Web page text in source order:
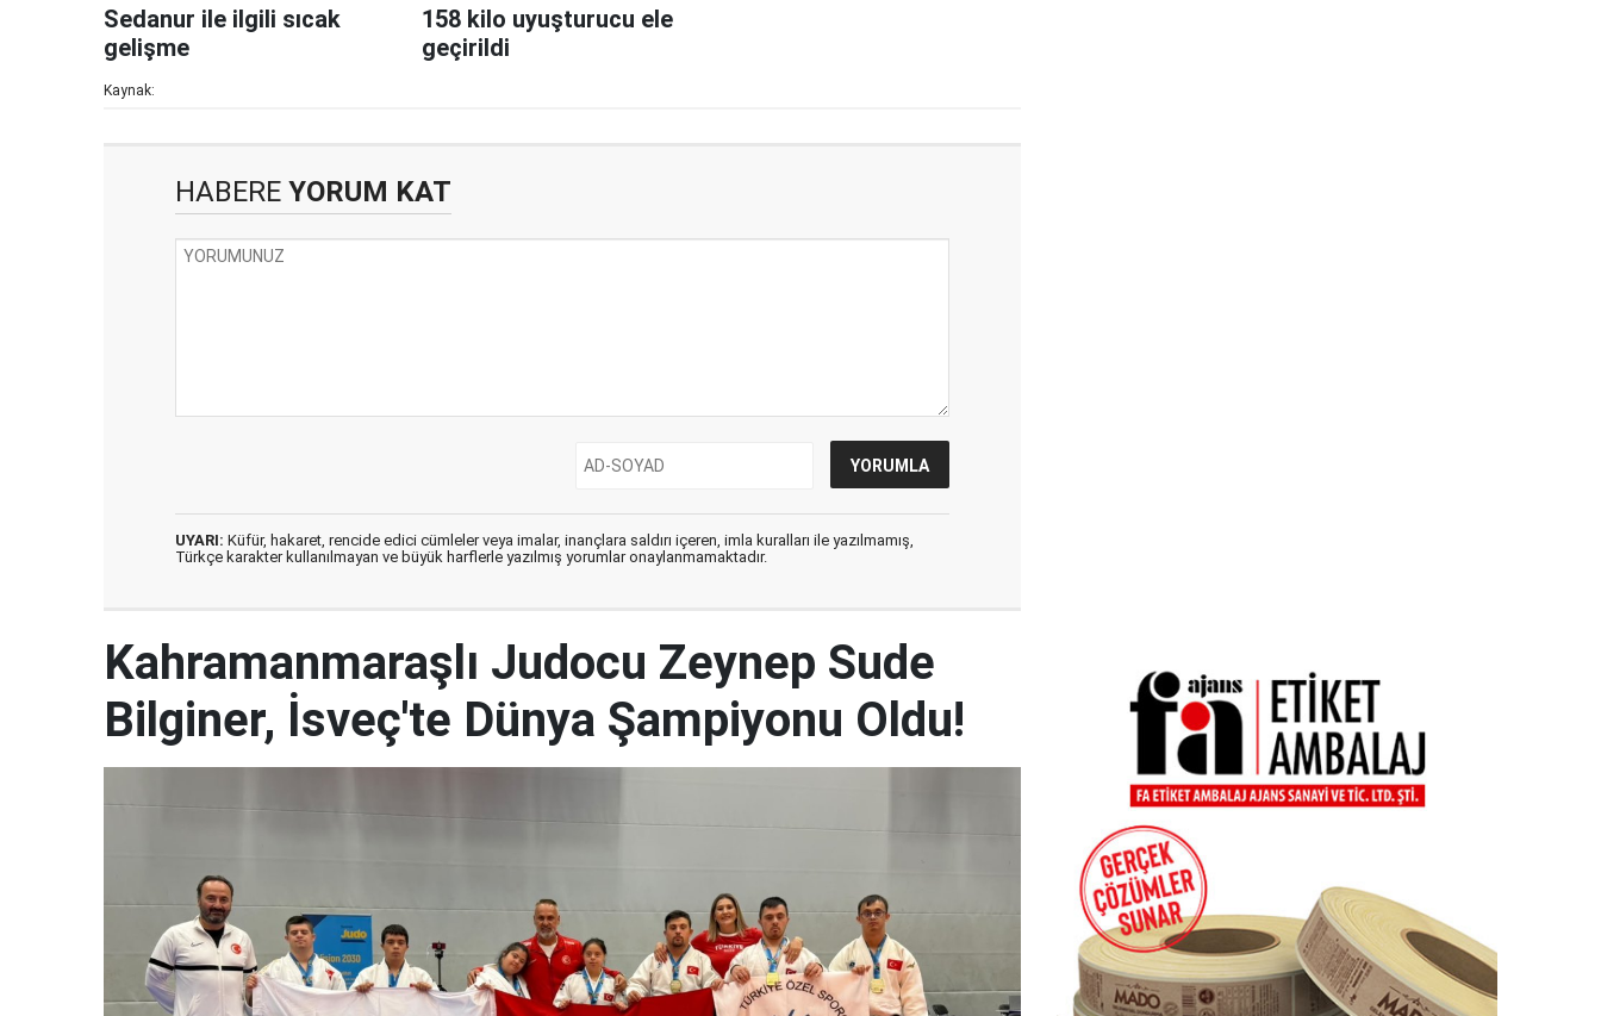
Sedanur ile ilgili sıcak
gelişme
158 kilo uyuşturucu ele
geçirildi
Kaynak:
HABERE YORUM KAT
UYARI: Küfür, hakaret, rencide edici cümleler veya imalar, inançlara saldırı içeren, imla kuralları ile yazılmamış,
Türkçe karakter kullanılmayan ve büyük harflerle yazılmış yorumlar onaylanmamaktadır.
Kahramanmaraşlı Judocu Zeynep Sude
Bilginer, İsveç'te Dünya Şampiyonu Oldu!